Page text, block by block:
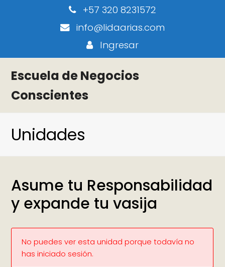
+57 320 8231572
info@lidaarias.com
Ingresar
Escuela de Negocios
Conscientes
Unidades
Asume tu Responsabilidad
y expande tu vasija
No puedes ver esta unidad porque todavía no
has iniciado sesión.